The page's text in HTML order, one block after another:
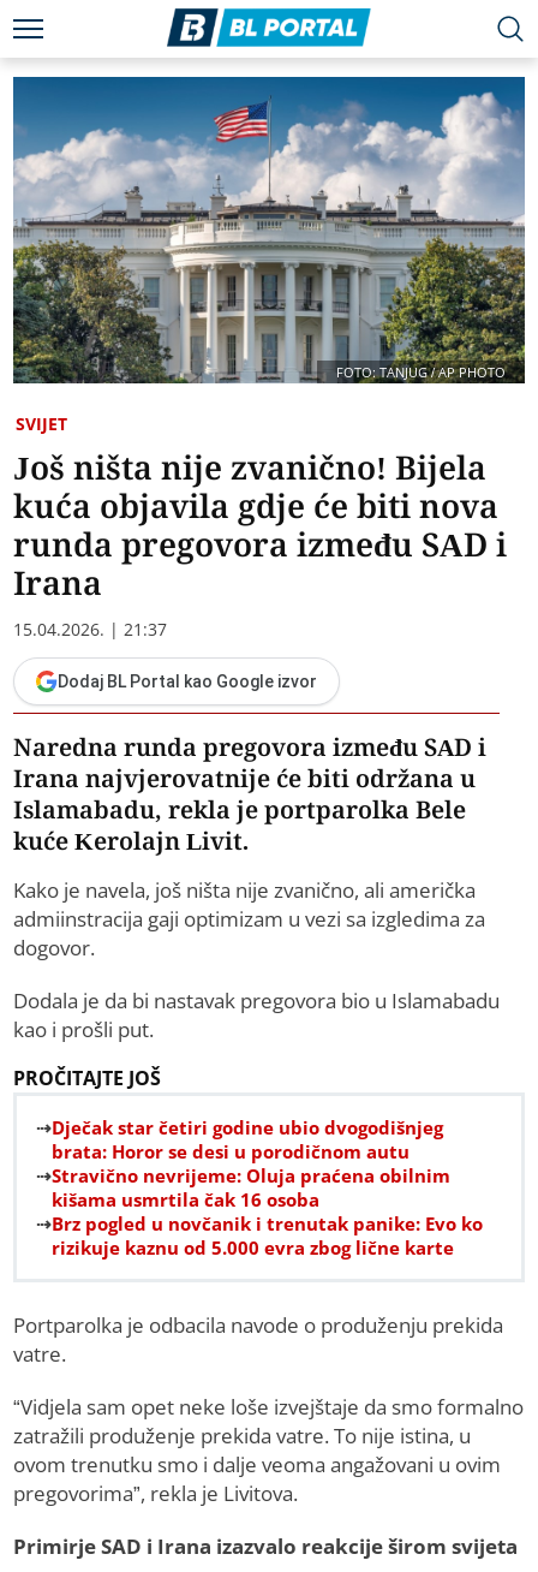
FOTO: TANJUG / AP PHOTO
SVIJET
Još ništa nije zvanično! Bijela
kuća objavila gdje će biti nova
runda pregovora između SAD i
Irana
15.04.2026. | 21:37
Dodaj BL Portal kao Google izvor
Naredna runda pregovora između SAD i
Irana najvjerovatnije će biti održana u
Islamabadu, rekla je portparolka Bele
kuće Kerolajn Livit.
Kako je navela, još ništa nije zvanično, ali američka
admiinstracija gaji optimizam u vezi sa izgledima za
dogovor.
Dodala je da bi nastavak pregovora bio u Islamabadu
kao i prošli put.
PROČITAJTE JOŠ
Dječak star četiri godine ubio dvogodišnjeg
brata: Horor se desi u porodičnom autu
Stravično nevrijeme: Oluja praćena obilnim
kišama usmrtila čak 16 osoba
Brz pogled u novčanik i trenutak panike: Evo ko
rizikuje kaznu od 5.000 evra zbog lične karte
Portparolka je odbacila navode o produženju prekida
vatre.
“Vidjela sam opet neke loše izvejštaje da smo formalno
zatražili produženje prekida vatre. To nije istina, u
ovom trenutku smo i dalje veoma angažovani u ovim
pregovorima”, rekla je Livitova.
Primirje SAD i Irana izazvalo reakcije širom svijeta